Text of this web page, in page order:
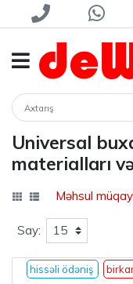
Universal
materialları
Məhsul
Say:
hissəli ödəniş